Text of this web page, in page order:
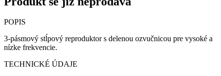
POPIS
3-pásmový stĺpový reproduktor s delenou ozvučnicou pre vysoké a
nízke frekvencie.
TECHNICKÉ ÚDAJE